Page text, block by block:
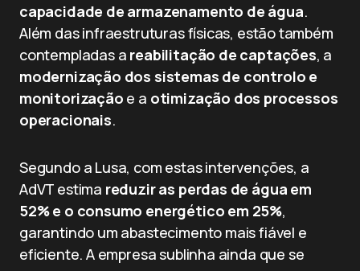
capacidade de armazenamento de água.
Além das infraestruturas físicas, estão também
contempladas a reabilitação de captações, a
modernização dos sistemas de controlo e
monitorização e a otimização dos processos
operacionais.
Segundo a Lusa, com estas intervenções, a
AdVT estima reduzir as perdas de água em
52% e o consumo energético em 25%,
garantindo um abastecimento mais fiável e
eficiente. A empresa sublinha ainda que se